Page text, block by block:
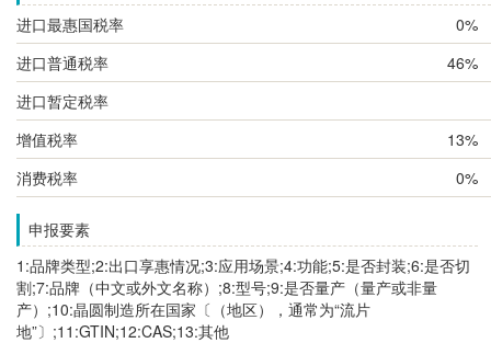
进口最惠国税率
0%
进口普通税率
46%
进口暂定税率
增值税率
13%
消费税率
0%
申报要素
1:品牌类型;2:出口享惠情况;3:应用场景;4:功能;5:是否封装;6:是否切
割;7:品牌（中文或外文名称）;8:型号;9:是否量产（量产或非量
产）;10:晶圆制造所在国家〔（地区），通常为“流片
地”〕;11:GTIN;12:CAS;13:其他